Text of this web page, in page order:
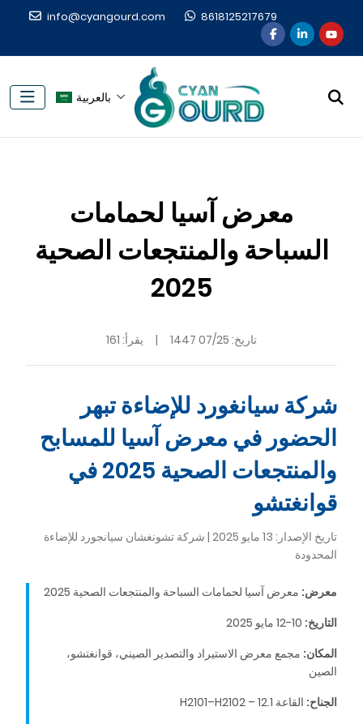
info@cyangourd.com 8618125217679
بالعربية
معرض آسيا لحمامات
السباحة والمنتجعات الصحية
2025
تاريخ: 07/25 1447
| يقرأ: 161
شركة سيانغورد للإضاءة تبهر
الحضور في معرض آسيا للمسابح
والمنتجعات الصحية 2025 في
قوانغتشو
تاريخ الإصدار: 13 مايو 2025 | شركة تشونغشان سيانجورد للإضاءة
المحدودة
معرض: معرض آسيا لحمامات السباحة والمنتجعات الصحية 2025
التاريخ:
المكان: مجمع معرض الاستيراد والتصدير الصيني، قوانغتشو،
الصين
الجناح: القاعة 12.1 – H2101–H2102